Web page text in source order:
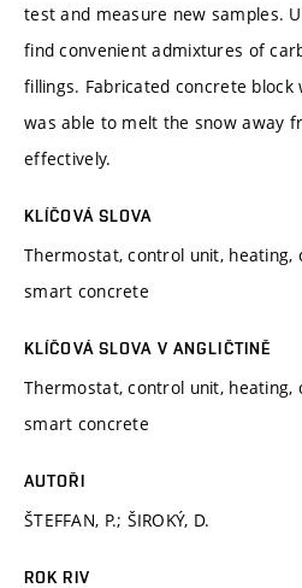
test and measure new samples.
find convenient admixtures of
fillings. Fabricated concrete
was able to melt the snow away
effectively.
KLÍČOVÁ SLOVA
Thermostat, control unit, heating,
smart concrete
KLÍČOVÁ SLOVA V ANGLIČTINĚ
Thermostat, control unit, heating,
smart concrete
AUTOŘI
ŠTEFFAN, P.; ŠIROKÝ, D.
ROK RIV